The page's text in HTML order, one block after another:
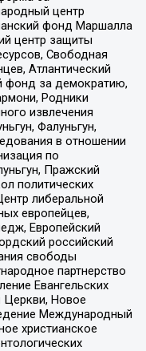
центр
фонд Маршалла
центр защиты
Свободная
Атлантический
фонд за демократию,
Родники
извлечения
Фалуньгун,
в отношении
по
Пражский
политических
либеральной
европейцев,
Европейский
российский
свободы
партнерство
Евангельских
Церкви, Новое
Международный
христианское